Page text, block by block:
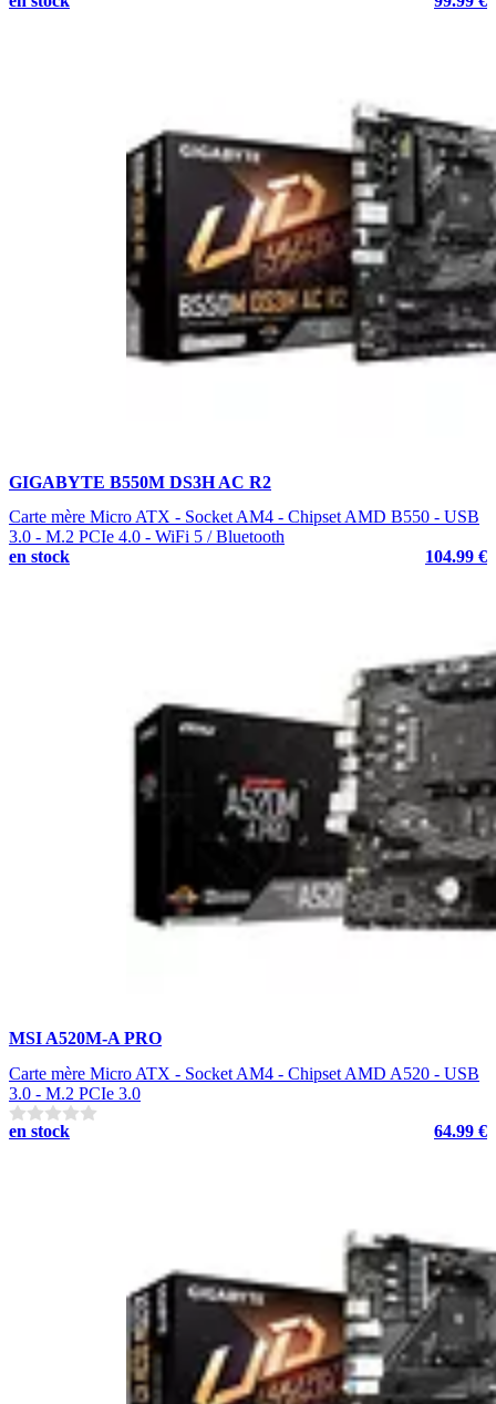
GIGABYTE B550M DS3H AC R2
Carte mère Micro ATX - Socket AM4 - Chipset AMD B550 - USB
3.0 - M.2 PCIe 4.0 - WiFi 5 / Bluetooth
en stock
104.99 €
MSI A520M-A PRO
Carte mère Micro ATX - Socket AM4 - Chipset AMD A520 - USB
3.0 - M.2 PCIe 3.0
en stock
64.99 €